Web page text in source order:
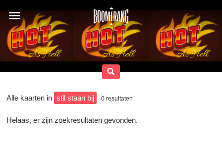
Alle kaarten in stil staan bij 0 resultaten
Helaas, er zijn zoekresultaten gevonden.